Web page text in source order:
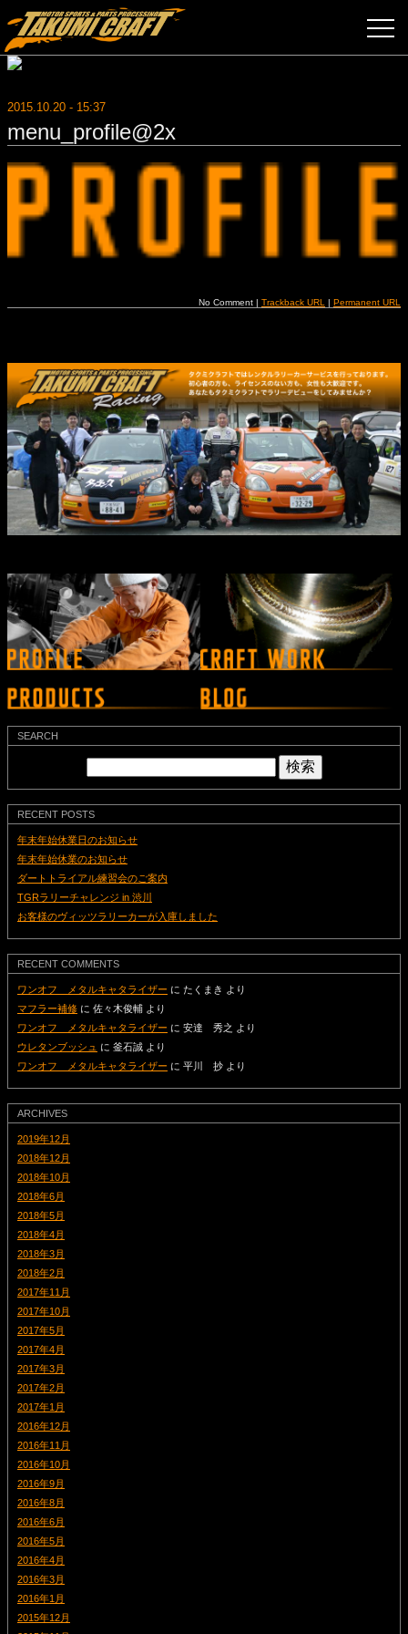
2015.10.20 - 15:37
menu_profile@2x
No Comment | Trackback URL | Permanent URL
SEARCH
検
索:
RECENT POSTS
年末年始休業日のお知らせ
年末年始休業のお知らせ
ダートトライアル練習会のご案内
TGRラリーチャレンジ in 渋川
お客様のヴィッツラリーカーが入庫しました
RECENT COMMENTS
ワンオフ メタルキャタライザー に たくまき より
マフラー補修 に 佐々木俊輔 より
ワンオフ メタルキャタライザー に 安達 秀之 より
ウレタンブッシュ に 釜石誠 より
ワンオフ メタルキャタライザー に 平川 抄 より
ARCHIVES
2019年12月
2018年12月
2018年10月
2018年6月
2018年5月
2018年4月
2018年3月
2018年2月
2017年11月
2017年10月
2017年5月
2017年4月
2017年3月
2017年2月
2017年1月
2016年12月
2016年11月
2016年10月
2016年9月
2016年8月
2016年6月
2016年5月
2016年4月
2016年3月
2016年1月
2015年12月